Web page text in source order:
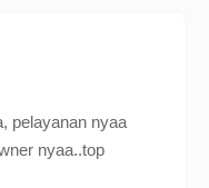
pelayanan nyaa
nyaa..top